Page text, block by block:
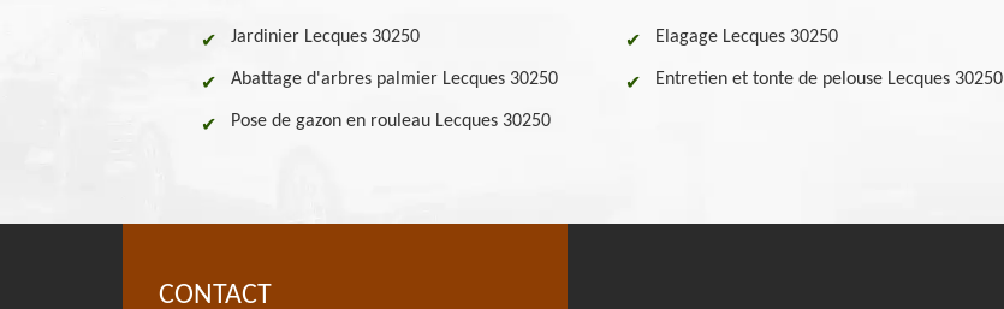
Jardinier Lecques 30250 Elagage Lecques 30250
Abattage d'arbres palmier Lecques 30250 Entretien et tonte de pelouse Lecques 30250
Pose de gazon en rouleau Lecques 30250
CONTACT